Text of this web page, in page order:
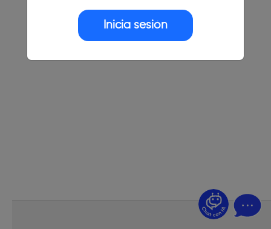
Inicia sesión